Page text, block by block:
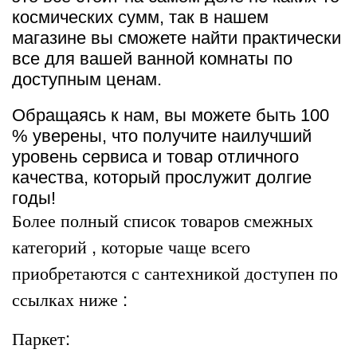
космических сумм, так в нашем
магазине вы сможете найти практически
все для вашей ванной комнаты по
доступным ценам.
Обращаясь к нам, вы можете быть 100
% уверены, что получите наилучший
уровень сервиса и товар отличного
качества, который прослужит долгие
годы!
Более полный список товаров смежных
категорий , которые чаще всего
приобретаются с сантехникой доступен по
ссылках ниже :
Паркет: